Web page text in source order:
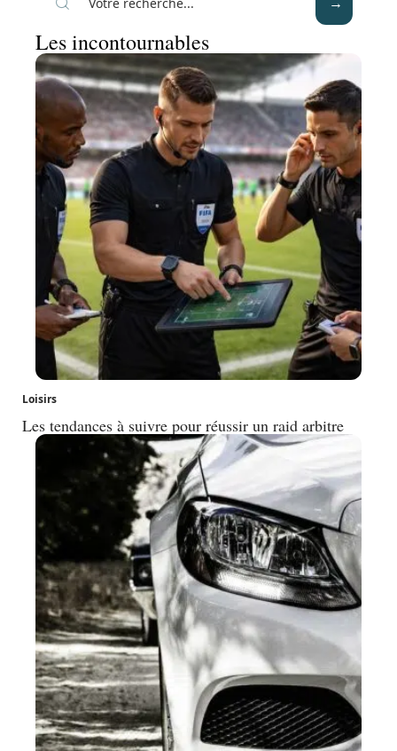
Les incontournables
Loisirs
Les tendances à suivre pour réussir un raid arbitre